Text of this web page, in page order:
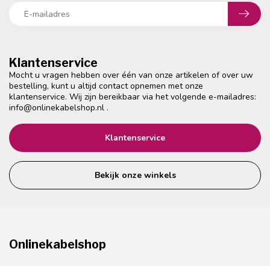
Klantenservice
Mocht u vragen hebben over één van onze artikelen of over uw
bestelling, kunt u altijd contact opnemen met onze
klantenservice. Wij zijn bereikbaar via het volgende e-mailadres:
info@onlinekabelshop.nl .
Klantenservice
Bekijk onze winkels
Onlinekabelshop